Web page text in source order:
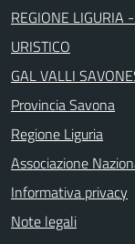
REGIONE LIGURIA
URISTICO
GAL VALLI
Provincia Savona
Regione Liguria
Associazione
Informativa privacy
Note legali